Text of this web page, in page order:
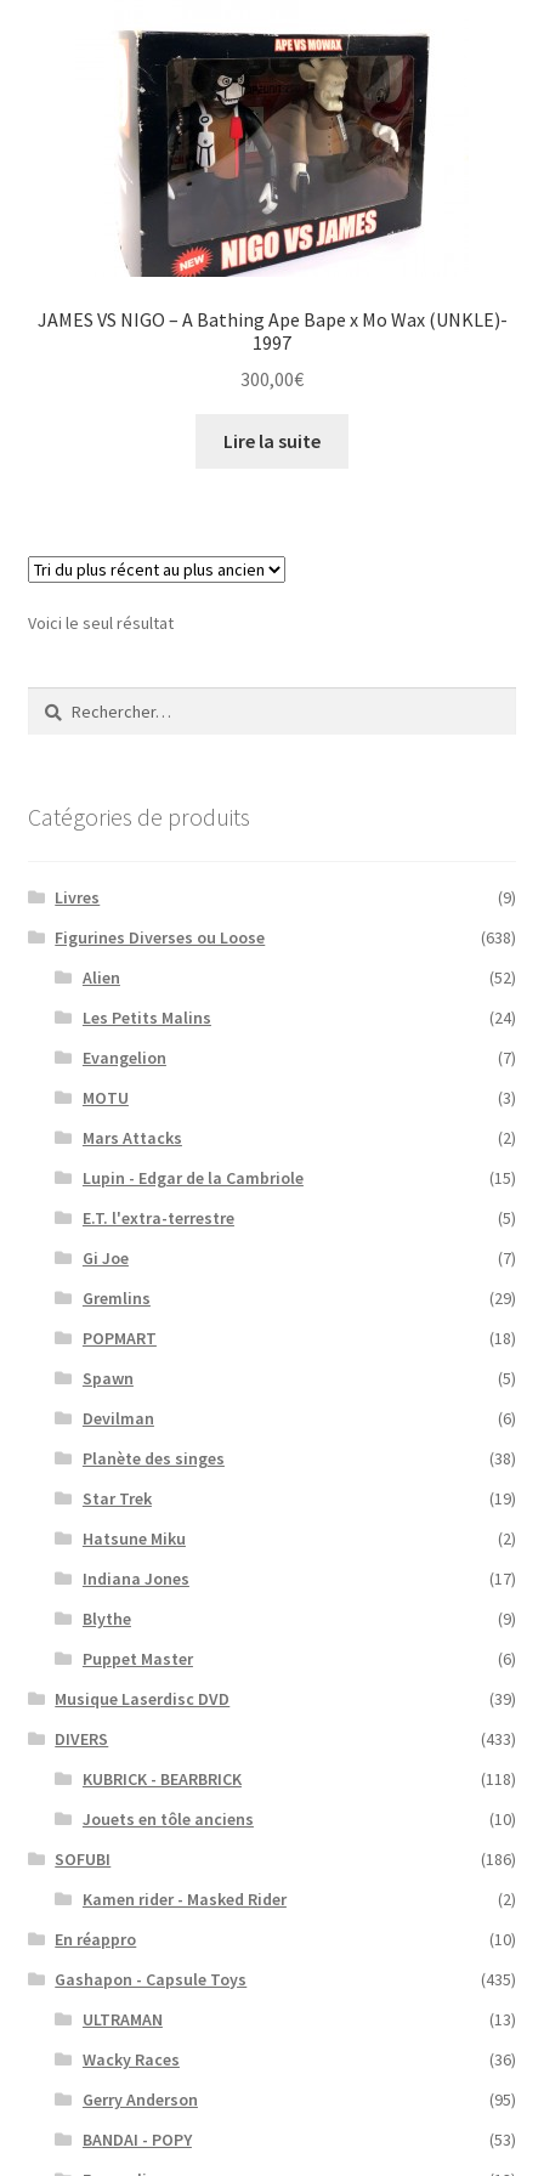
JAMES VS NIGO – A Bathing Ape Bape x Mo Wax (UNKLE)-
1997
300,00€
Lire la suite
Voici le seul résultat
Rechercher :
Catégories de produits
Livres
(9)
Figurines Diverses ou Loose
(638)
Alien
(52)
Les Petits Malins
(24)
Evangelion
(7)
MOTU
(3)
Mars Attacks
(2)
Lupin - Edgar de la Cambriole
(15)
E.T. l'extra-terrestre
(5)
Gi Joe
(7)
Gremlins
(29)
POPMART
(18)
Spawn
(5)
Devilman
(6)
Planète des singes
(38)
Star Trek
(19)
Hatsune Miku
(2)
Indiana Jones
(17)
Blythe
(9)
Puppet Master
(6)
Musique Laserdisc DVD
(39)
DIVERS
(433)
KUBRICK - BEARBRICK
(118)
Jouets en tôle anciens
(10)
SOFUBI
(186)
Kamen rider - Masked Rider
(2)
En réappro
(10)
Gashapon - Capsule Toys
(435)
ULTRAMAN
(13)
Wacky Races
(36)
Gerry Anderson
(95)
BANDAI - POPY
(53)